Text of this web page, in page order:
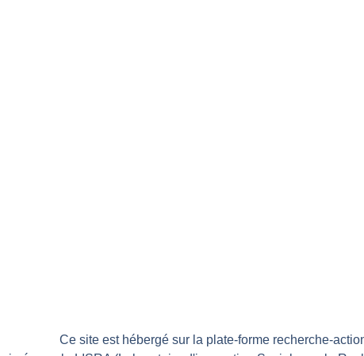
Ce site est hébergé sur la plate-forme recherche-